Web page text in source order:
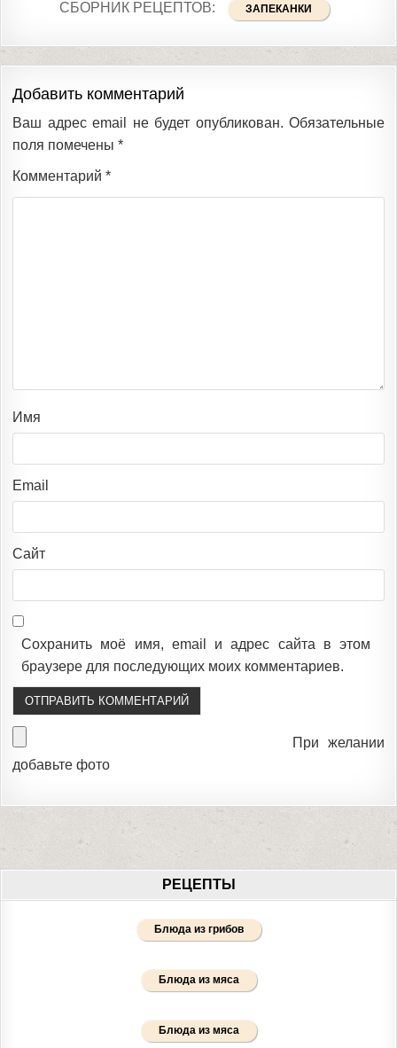
СБОРНИК РЕЦЕПТОВ: ЗАПЕКАНКИ
Добавить комментарий
Ваш адрес email не будет опубликован. Обязательные
поля помечены *
Комментарий *
Имя
Email
Сайт
Сохранить моё имя, email и адрес сайта в этом
браузере для последующих моих комментариев.
При желании
добавьте фото
РЕЦЕПТЫ
Блюда из грибов
Блюда из мяса
Блюда из мяса